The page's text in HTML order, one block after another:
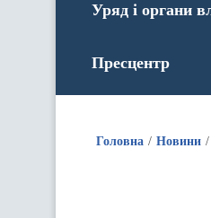
Уряд і органи
Пресцентр
Головна Новини